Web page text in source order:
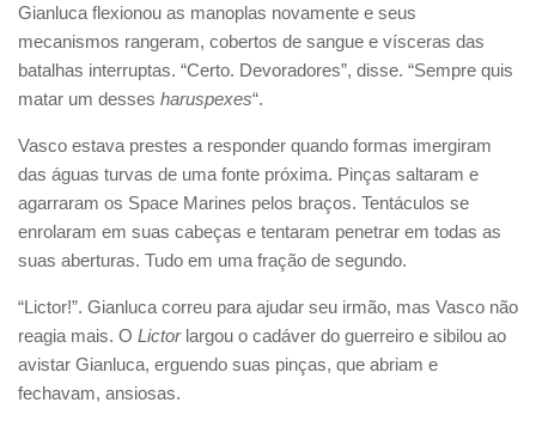
Gianluca flexionou as manoplas novamente e seus
mecanismos rangeram, cobertos de sangue e vísceras das
batalhas interruptas. “Certo. Devoradores”, disse. “Sempre quis
matar um desses haruspexes“.
Vasco estava prestes a responder quando formas imergiram
das águas turvas de uma fonte próxima. Pinças saltaram e
agarraram os Space Marines pelos braços. Tentáculos se
enrolaram em suas cabeças e tentaram penetrar em todas as
suas aberturas. Tudo em uma fração de segundo.
“Lictor!”. Gianluca correu para ajudar seu irmão, mas Vasco não
reagia mais. O Lictorlargou o cadáver do guerreiro e sibilou ao
avistar Gianluca, erguendo suas pinças, que abriam e
fechavam, ansiosas.